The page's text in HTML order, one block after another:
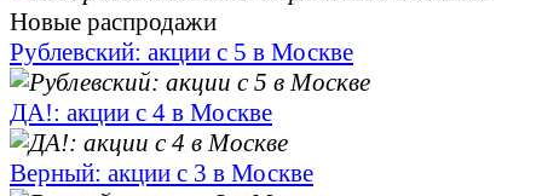
Новые распродажи
Рублевский: акции с 5 в Москве
ДА!: акции с 4 в Москве
Верный: акции с 3 в Москве